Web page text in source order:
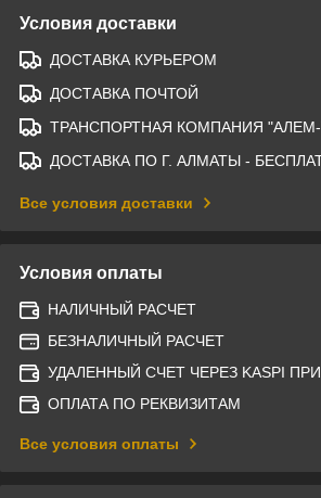
Условия доставки
ДОСТАВКА КУРЬЕРОМ
ДОСТАВКА ПОЧТОЙ
ТРАНСПОРТНАЯ КОМПАНИЯ "АЛЕМ-
ДОСТАВКА ПО Г. АЛМАТЫ -
Все условия доставки
Условия оплаты
НАЛИЧНЫЙ РАСЧЕТ
БЕЗНАЛИЧНЫЙ РАСЧЕТ
УДАЛЕННЫЙ СЧЕТ ЧЕРЕЗ KASPI
ОПЛАТА ПО РЕКВИЗИТАМ
Все условия оплаты